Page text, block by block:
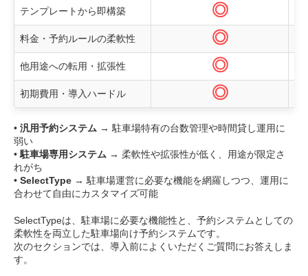
テンプレートから即構築 ◎
料金・予約ルールの柔軟性 ◎
他用途への転用・拡張性 ◎
初期費用・導入ハードル ◎
• 汎用予約システム → 駐車場特有の台数管理や時間貸し運用に
弱い
• 駐車場専用システム → 柔軟性や拡張性が低く、用途が限定さ
れがち
• SelectType → 駐車場運営に必要な機能を網羅しつつ、運用に
合わせて自由にカスタマイズ可能
SelectTypeは、駐車場に必要な機能性と、予約システムとしての
柔軟性を両立した駐車場向け予約システムです。
次のセクションでは、導入前によくいただくご質問にお答えしま
す。